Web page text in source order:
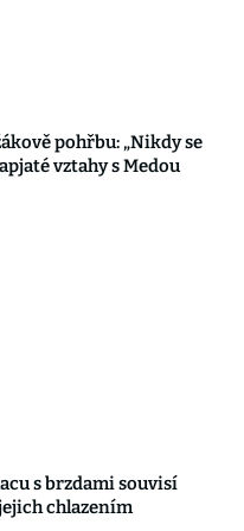
pohřbu: „Nikdy se
vztahy s Medou
s brzdami souvisí
chlazením